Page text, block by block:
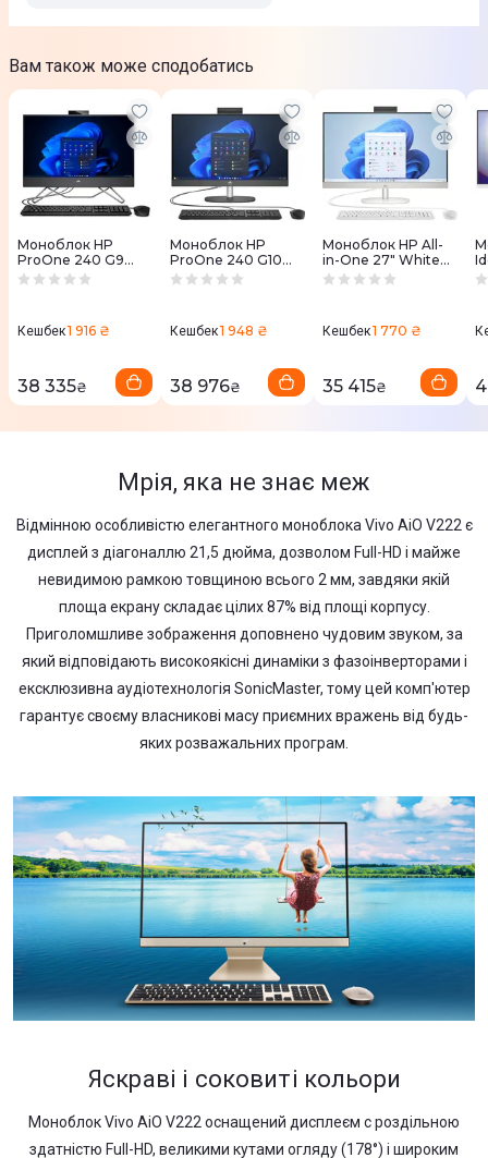
Вам також може сподобатись
Моноблок HP
ProOne 240 G9
Iron Gray (6B2F8EA)
Кешбек1 916 ₴
38 335₴
Моноблок HP
ProOne 240 G10
Black (885M8EA)
Кешбек1 948 ₴
38 976₴
Моноблок HP All-
in-One 27" White
(A45E2EA)
Кешбек1 770 ₴
35 415₴
Мрія, яка не знає меж
Відмінною особливістю елегантного моноблока Vivo AiO V222 є
дисплей з діагоналлю 21,5 дюйма, дозволом Full-HD і майже
невидимою рамкою товщиною всього 2 мм, завдяки якій
площа екрану складає цілих 87% від площі корпусу.
Приголомшливе зображення доповнено чудовим звуком, за
який відповідають високоякісні динаміки з фазоінверторами і
ексклюзивна аудіотехнологія SonicMaster, тому цей комп'ютер
гарантує своєму власникові масу приємних вражень від будь-
яких розважальних програм.
Яскраві і соковиті кольори
Моноблок Vivo AiO V222 оснащений дисплеєм c роздільною
здатністю Full-HD, великими кутами огляду (178°) і широким